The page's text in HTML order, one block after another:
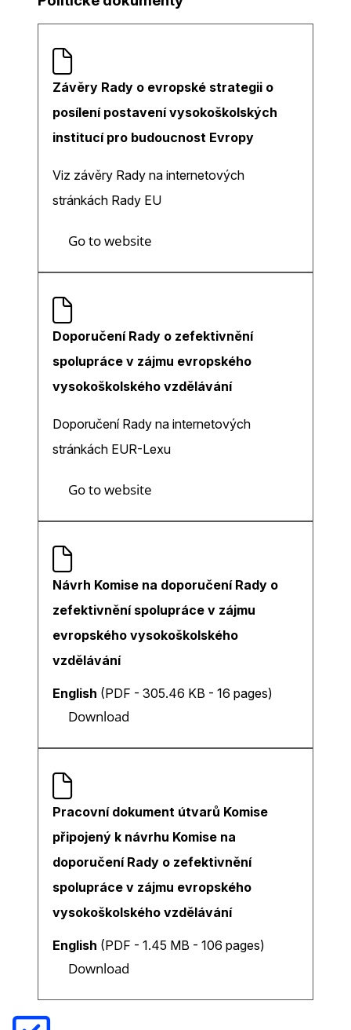
Závěry Rady o evropské strategii o
posílení postavení vysokoškolských
institucí pro budoucnost Evropy
Viz závěry Rady na internetových
stránkách Rady EU
Go to website
Doporučení Rady o zefektivnění
spolupráce v zájmu evropského
vysokoškolského vzdělávání
Doporučení Rady na internetových
stránkách EUR-Lexu
Go to website
Návrh Komise na doporučení Rady o
zefektivnění spolupráce v zájmu
evropského vysokoškolského
vzdělávání
English (PDF - 305.46 KB - 16 pages)
Download
Pracovní dokument útvarů Komise
připojený k návrhu Komise na
doporučení Rady o zefektivnění
spolupráce v zájmu evropského
vysokoškolského vzdělávání
English (PDF - 1.45 MB - 106 pages)
Download